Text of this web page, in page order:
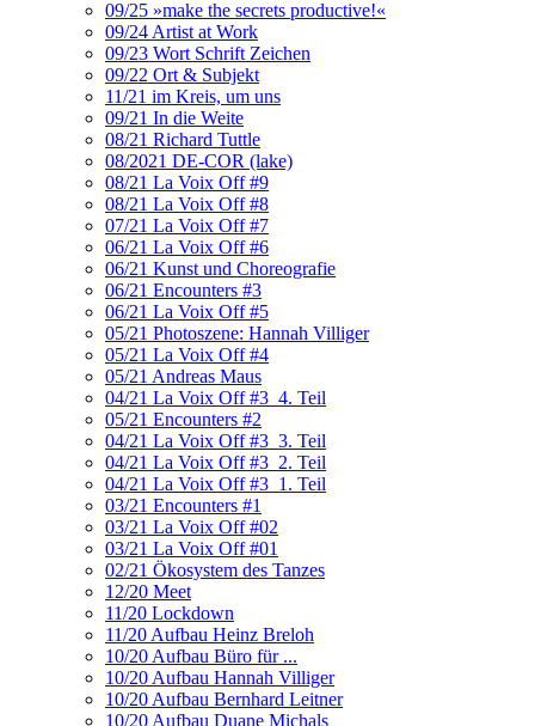
09/25 »make the secrets productive!«
09/24 Artist at Work
09/23 Wort Schrift Zeichen
09/22 Ort & Subjekt
11/21 im Kreis, um uns
09/21 In die Weite
08/21 Richard Tuttle
08/2021 DE-COR (lake)
08/21 La Voix Off #9
08/21 La Voix Off #8
07/21 La Voix Off #7
06/21 La Voix Off #6
06/21 Kunst und Choreografie
06/21 Encounters #3
06/21 La Voix Off #5
05/21 Photoszene: Hannah Villiger
05/21 La Voix Off #4
05/21 Andreas Maus
04/21 La Voix Off #3_4. Teil
05/21 Encounters #2
04/21 La Voix Off #3_3. Teil
04/21 La Voix Off #3_2. Teil
04/21 La Voix Off #3_1. Teil
03/21 Encounters #1
03/21 La Voix Off #02
03/21 La Voix Off #01
02/21 Ökosystem des Tanzes
12/20 Meet
11/20 Lockdown
11/20 Aufbau Heinz Breloh
10/20 Aufbau Büro für ...
10/20 Aufbau Hannah Villiger
10/20 Aufbau Bernhard Leitner
10/20 Aufbau Duane Michals